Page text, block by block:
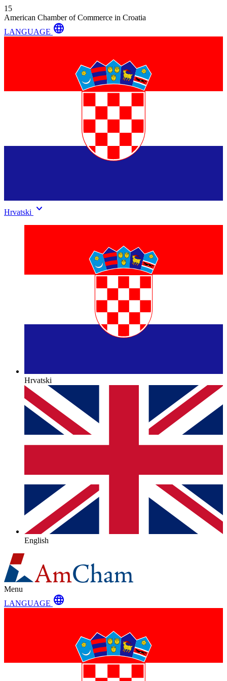
15
American Chamber of Commerce in Croatia
LANGUAGE language
Hrvatski keyboard_arrow_down
Hrvatski
English
Menu
LANGUAGE language